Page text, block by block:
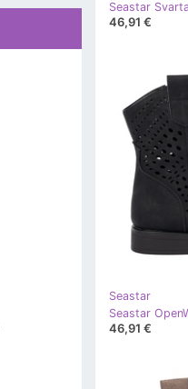
46,91 €
Seastar
Seastar
46,91 €